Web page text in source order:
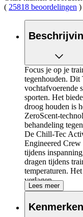
( 25818 beoordelingen )
Focus je op je
tegenhouden. Dit
vochtafvoerende
sporten. Het
droog houden is
ZeroScent-
behandeling
De Chill-Tec
Engineered
tijdens
dragen tijdens
temperaturen.
verlagen.
buitenactiviteiten!
Lees meer
Kenmerken